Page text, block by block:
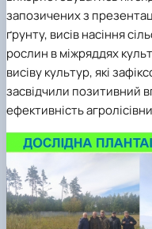
запозичених з
ґрунту, висів насіння
рослин в міжряддях
висіву культур, які
засвідчили позитивний
ефективність